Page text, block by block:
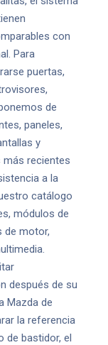
con
Para
puertas,
de
paneles,
y
recientes
a la
catálogo
módulos de
de motor,
después de su
Mazda de
la referencia
de bastidor, el